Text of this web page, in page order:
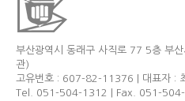
부산광역시 동래구 사직로 77 5층 부산
관)
고유번호 : 607-82-11376 | 대표자 :
Tel. 051-504-1312 | Fax. 051-